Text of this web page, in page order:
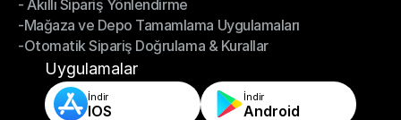
- Omnikanal Sipariş Senkronizasyonu
- Akıllı Sipariş Yönlendirme
- Akıllı Sipariş Yönlendirme
-Mağaza ve Depo Tamamlama Uygulamaları
-Mağaza ve Depo Tamamlama Uygulamaları
-Otomatik Sipariş Doğrulama & Kurallar
-Otomatik Sipariş Doğrulama & Kurallar
Uygulamalar
İndir
IOS
İndir
Android